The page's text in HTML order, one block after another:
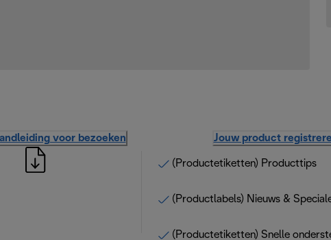
voor bezoeken Jouw product
(Productetiketten) Producttips
(Productlabels) Nieuws &
(Productetiketten) Snelle